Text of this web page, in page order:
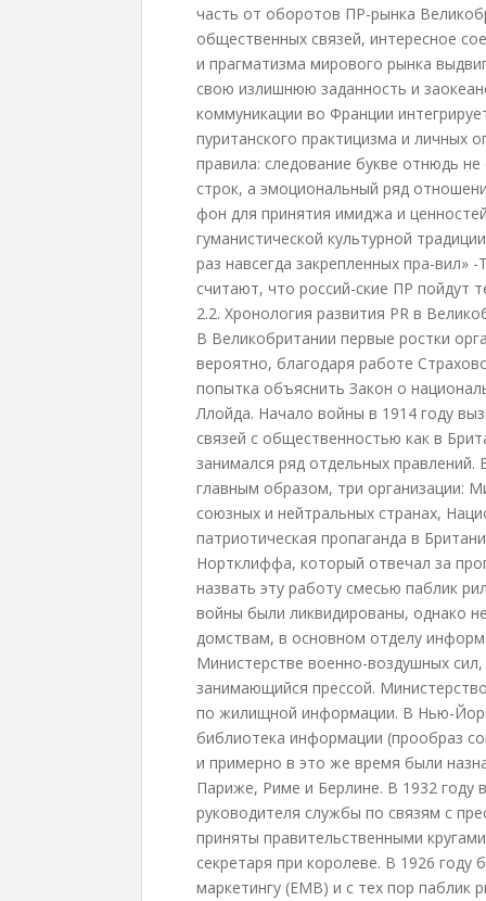
часть от оборотов ПР-рынка
общественных связей, интересное
и прагматизма мирового рынка
свою излишнюю заданность и
коммуникации во Франции
пуританского практицизма и личных
правила: следование букве отнюдь
строк, а эмоциональный ряд
фон для принятия имиджа и
гуманистической культурной
раз навсегда закрепленных пра-вил»
считают, что россий-ские ПР пойдут
2.2. Хронология развития PR в
В Великобритании первые ростки
вероятно, благодаря работе
попытка объяснить Закон о
Ллойда. Начало войны в 1914 году
связей с общественностью как в
занимался ряд отдельных правлений.
главным образом, три организации:
союзных и нейтральных странах,
патриотическая пропаганда в
Нортклиффа, который отвечал за
назвать эту работу смесью паблик
войны были ликвидированы, однако
домствам, в основном отделу
Министерстве военно-воздушных
занимающийся прессой.
по жилищной информации. В Нью-
библиотека информации (прообраз
и примерно в это же время были
Париже, Риме и Берлине. В 1932 году
руководителя службы по связям с
приняты правительственными
секретаря при королеве. В 1926
маркетингу (ЕМВ) и с тех пор паблик